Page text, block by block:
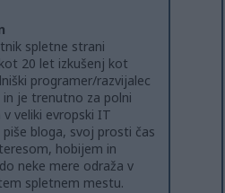
spletne strani
20 let izkušenj kot
programer/razvijalec
je trenutno za polni
veliki evropski IT
bloga, svoj prosti čas
hobijem in
neke mere odraža v
spletnem mestu.